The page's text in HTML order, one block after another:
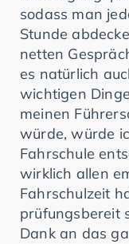
sodass man
Stunde
netten
es natürlich
wichtigen
meinen
würde, würde
Fahrschule
wirklich allen
Fahrschulzeit
prüfungsbereit
Dank an das